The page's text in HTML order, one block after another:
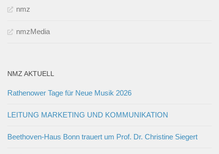
nmz
nmzMedia
NMZ AKTUELL
Rathenower Tage für Neue Musik 2026
LEITUNG MARKETING UND KOMMUNIKATION
Beethoven-Haus Bonn trauert um Prof. Dr. Christine Siegert